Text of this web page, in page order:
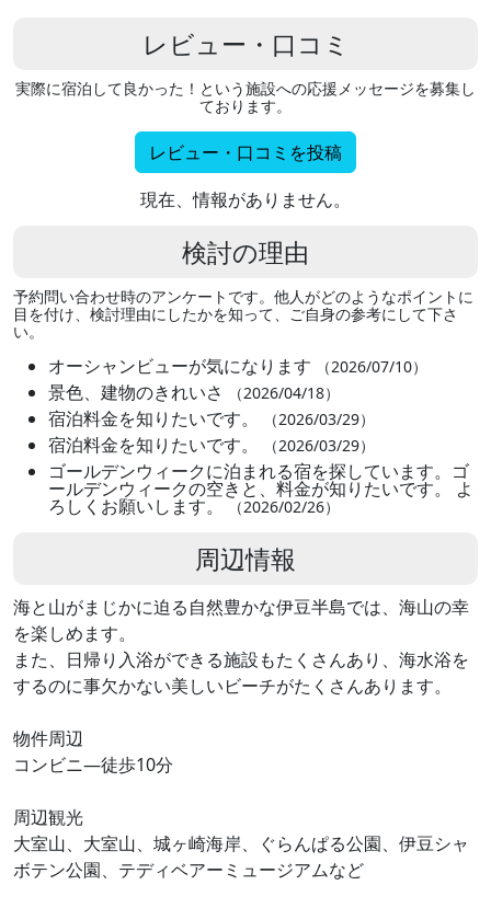
レビュー・口コミ
実際に宿泊して良かった！という施設への応援メッセージを募集し
ております。
レビュー・口コミを投稿
現在、情報がありません。
検討の理由
予約問い合わせ時のアンケートです。他人がどのようなポイントに
目を付け、検討理由にしたかを知って、ご自身の参考にして下さ
い。
オーシャンビューが気になります （2026/07/10）
景色、建物のきれいさ （2026/04/18）
宿泊料金を知りたいです。 （2026/03/29）
宿泊料金を知りたいです。 （2026/03/29）
ゴールデンウィークに泊まれる宿を探しています。ゴ
ールデンウィークの空きと、料金が知りたいです。 よ
ろしくお願いします。 （2026/02/26）
周辺情報
海と山がまじかに迫る自然豊かな伊豆半島では、海山の幸
を楽しめます。
また、日帰り入浴ができる施設もたくさんあり、海水浴を
するのに事欠かない美しいビーチがたくさんあります。
物件周辺
コンビニ―徒歩10分
周辺観光
大室山、大室山、城ヶ崎海岸、ぐらんぱる公園、伊豆シャ
ボテン公園、テディベアーミュージアムなど